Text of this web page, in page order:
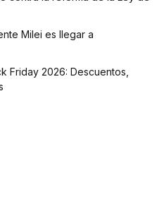
Milei es llegar a
Friday 2026: Descuentos,